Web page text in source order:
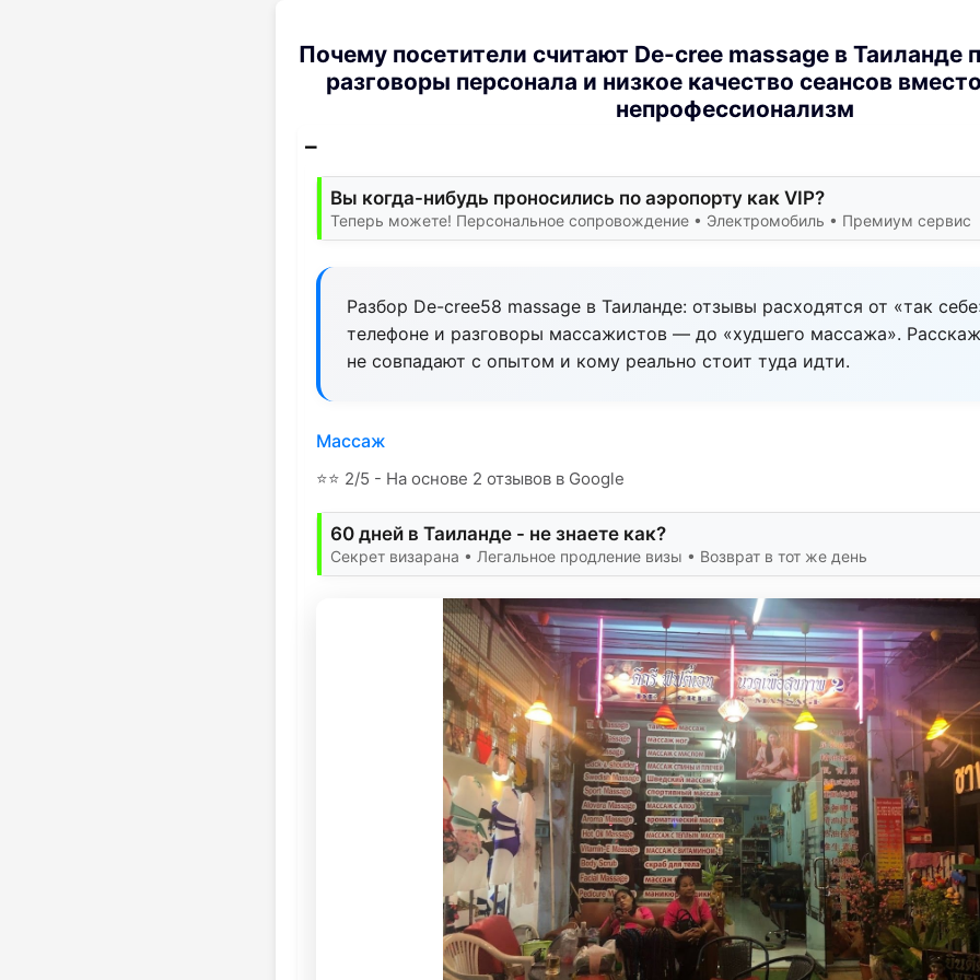
Почему посетители считают De-cree massage в
разговоры персонала и низкое качество сеансов
непрофессионализм
Вы когда-нибудь проносились по аэропорту как VIP?
Теперь можете! Персональное сопровождение • Электромобиль • Премиум сервис
Разбор De-cree58 massage в Таиланде: отзывы расходятся от «так
телефоне и разговоры массажистов — до «худшего массажа».
не совпадают с опытом и кому реально стоит туда идти.
Массаж
⭐⭐ 2/5 - На основе 2 отзывов в Google
60 дней в Таиланде - не знаете как?
Секрет визарана • Легальное продление визы • Возврат в тот же день